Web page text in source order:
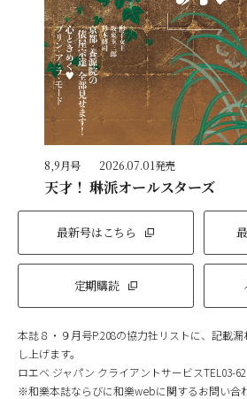
8,9月号 2026.07.01発売
天才！ 琳派オールスターズ
最新号はこちら
定期購読
本誌８・９月号P.208の協力社リストに、記載
し上げます。
ロエベ ジャパン クライアントサービスTEL03-
※和樂本誌ならびに和樂webに関するお問い合